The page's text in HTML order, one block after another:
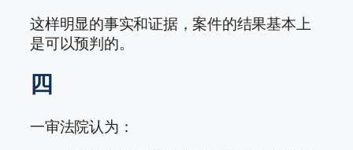
这样明显的事实和证据，案件的结果基本上
是可以预判的。
四
一审法院认为：